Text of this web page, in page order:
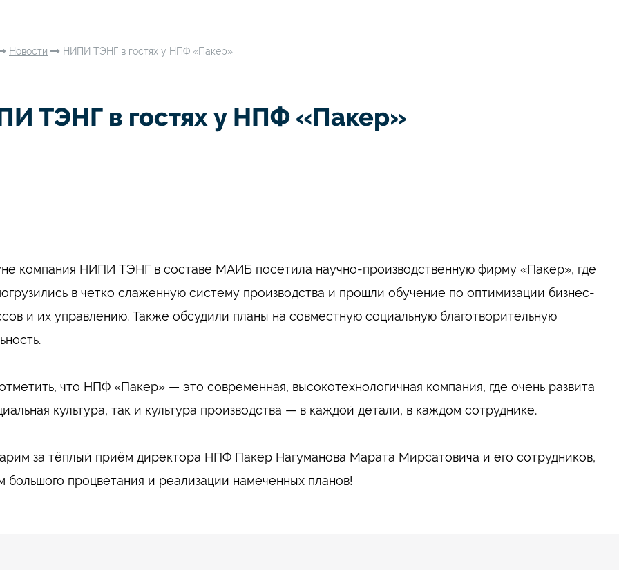
Новости НИПИ ТЭНГ в гостях у НПФ «Пакер»
ТЭНГ в гостях у НПФ «Пакер»
компания НИПИ ТЭНГ в составе МАИБ посетила научно-производственную фирму «Пакер», где
в четко слаженную систему производства и прошли обучение по оптимизации бизнес-
и их управлению. Также обсудили планы на совместную социальную благотворительную
что НПФ «Пакер» — это современная, высокотехнологичная компания, где очень развита
культура, так и культура производства — в каждой детали, в каждом сотруднике. ⠀
за тёплый приём директора НПФ Пакер Нагуманова Марата Мирсатовича и его сотрудников,
большого процветания и реализации намеченных планов!